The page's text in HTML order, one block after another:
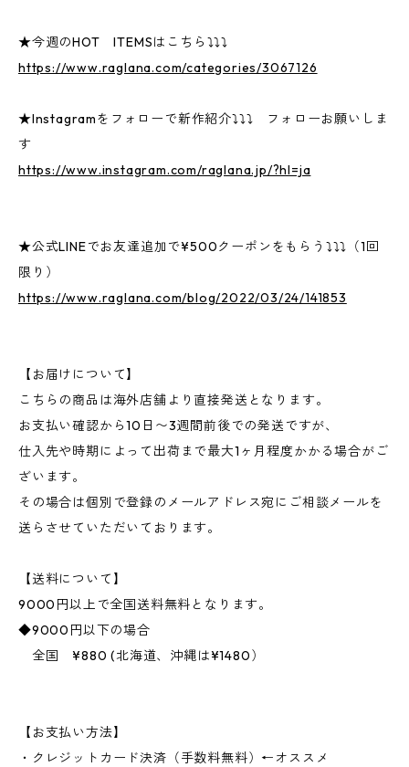
★今週のHOT ITEMSはこちら⤵⤵⤵
https://www.raglana.com/categories/3067126
★Instagramをフォローで新作紹介⤵⤵⤵ フォローお願いしま
す
https://www.instagram.com/raglana.jp/?hl=ja
★公式LINEでお友達追加で¥500クーポンをもらう⤵⤵⤵（1回
限り）
https://www.raglana.com/blog/2022/03/24/141853
【お届けについて】
こちらの商品は海外店舗より直接発送となります。
お支払い確認から10日〜3週間前後での発送ですが、
仕入先や時期によって出荷まで最大1ヶ月程度かかる場合がご
ざいます。
その場合は個別で登録のメールアドレス宛にご相談メールを
送らさせていただいております。
【送料について】
9000円以上で全国送料無料となります。
◆9000円以下の場合
全国 ¥880 (北海道、沖縄は¥1480）
【お支払い方法】
・クレジットカード決済（手数料無料）←オススメ